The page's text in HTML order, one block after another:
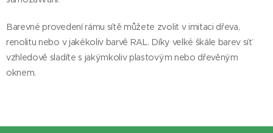
Barevné provedení rámu sítě můžete zvolit v imitaci dřeva,
renolitu nebo v jakékoliv barvě RAL. Díky velké škále barev síť
vzhledově sladíte s jakýmkoliv plastovým nebo dřevěným
oknem.